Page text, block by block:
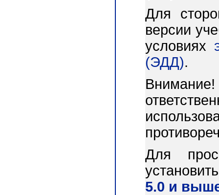
Для
версии
условиях
(ЭДД).
Для
5.0 и